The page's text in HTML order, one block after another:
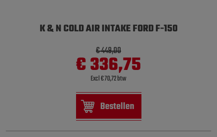
K & N COLD AIR INTAKE FORD F-150
€ 449,00
€ 336,75
Excl € 70,72 btw
Bestellen